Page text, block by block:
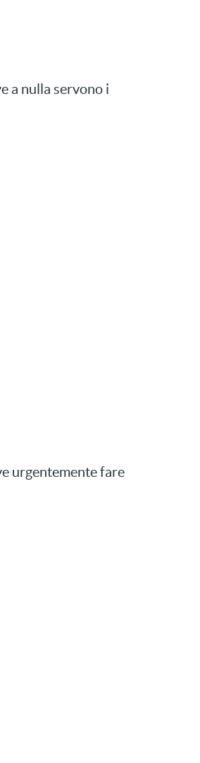
a nulla servono i
urgentemente fare